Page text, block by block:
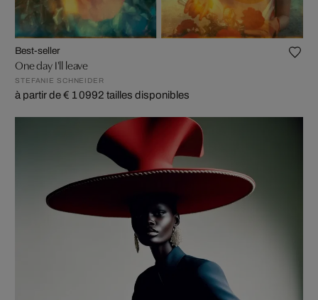
Best-seller
One day I'll leave
STEFANIE SCHNEIDER
à partir de € 1 0992 tailles disponibles